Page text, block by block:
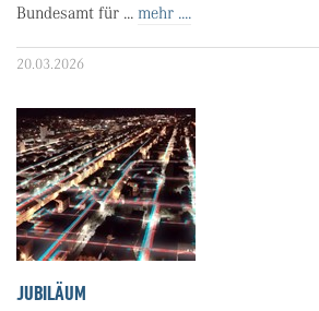
Bundesamt für ... mehr ....
20.03.2026
JUBILÄUM